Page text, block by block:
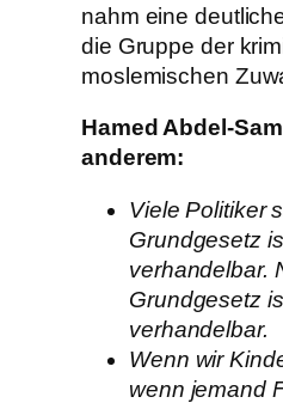
nahm eine
die Gruppe der
moslemischen
Hamed Abdel-
anderem:
Viele Politiker
Grundgesetz
verhandelbar.
Grundgesetz
verhandelbar.
Wenn wir
wenn jemand